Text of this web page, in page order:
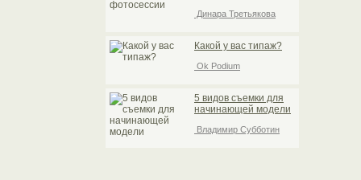
Динара Третьякова
Какой у вас типаж?
Ok Podium
5 видов съемки для
начинающей модели
Владимир Субботин